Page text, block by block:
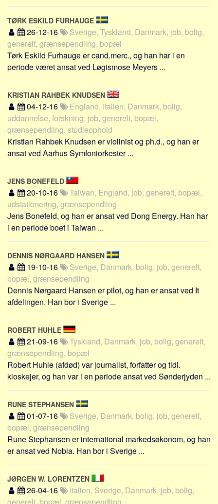
TØRK ESKILD FURHAUGE
26-12-16
Sverige, Tyskland, Danmark, job, bolig,
generelt, grænsependling, bopæl
Tørk Eskild Furhauge er cand.merc., og han har i en
periode været ansat ved Løgismose Meyers ...
KRISTIAN RAHBEK KNUDSEN
04-12-16
England, Italien, Danmark, bolig,
uddannelse, forskning, job, generelt, bopæl,
grænsependling, studieophold
Kristian Rahbek Knudsen er violinist og ph.d., og han er
ansat ved Aarhus Symfoniorkester ...
JENS BONEFELD
20-10-16
Taiwan, England, job, generelt, bopæl,
udstationering, grænsependling
Jens Bonefeld, og han er ansat ved Dong Energy. Han har
i en periode boet i Taiwan ...
DENNIS NØRGAARD HANSEN
19-10-16
Sverige, Danmark, bolig, job, generelt,
bopæl, grænsependling
Dennis Nørgaard Hansen er pilot, og han er ansat ved It
afdelingen. Han bor i Sverige ...
ROBERT HUHLE
21-09-16
Tyskland, Danmark, job, bolig, generelt,
grænsependling, bopæl
Robert Huhle (afdød) var journalist, forfatter og tidl.
kioskejer, og han var i en periode ansat ved Sønderjyden ...
RUNE STEPHANSEN
01-07-16
Sverige, Danmark, bolig, job, generelt,
bopæl, grænsependling
Rune Stephansen er international markedsøkonom, og han
er ansat ved Nobia. Han bor i Sverige ...
JØRGEN W. LORENTZEN
26-04-16
Italien, Sverige, Danmark, job, bolig,